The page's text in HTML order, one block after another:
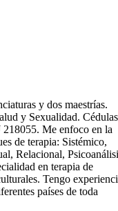
y dos maestrías.
y Sexualidad.
Me enfoco en la
de terapia: Sistémico,
Relacional,
en terapia de
Tengo
países de toda